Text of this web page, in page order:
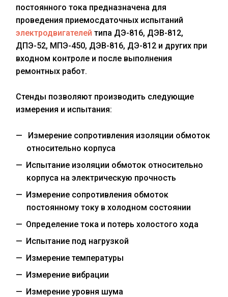
постоянного тока предназначена для
проведения приемосдаточных испытаний
электродвигателей типа ДЭ-816, ДЭВ-812,
ДПЭ-52, МПЭ-450, ДЭВ-816, ДЭ-812 и других при
входном контроле и после выполнения
ремонтных работ.
Стенды позволяют производить следующие
измерения и испытания:
Измерение сопротивления изоляции обмоток
относительно корпуса
Испытание изоляции обмоток относительно
корпуса на электрическую прочность
Измерение сопротивления обмоток
постоянному току в холодном состоянии
Определение тока и потерь холостого хода
Испытание под нагрузкой
Измерение температуры
Измерение вибрации
Измерение уровня шума